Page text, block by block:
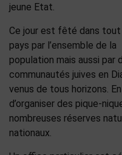
jeune Etat.
Ce jour est fêté dans
pays par l’ensemble de la
population mais aussi par
communautés juives en
venus de tous horizons.
d’organiser des pique-
nombreuses réserves
nationaux.